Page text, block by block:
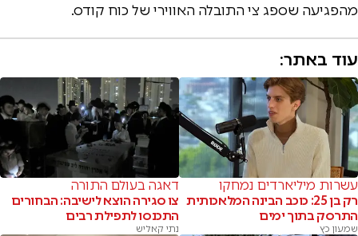
מהפגיעה שספג צי התובלה האווירי של כוח קודס.
עוד באתר:
עשרות מיליארדים נמחקו
רק בן 25: כוכב הבינה המלאכותית
התרסק בתוך ימים
שמעון כץ
דאגה בעולם התורה
צו סגירה הוצא לישיבה: הבחורים
התכנסו לתפילת רבים
נתי קאליש